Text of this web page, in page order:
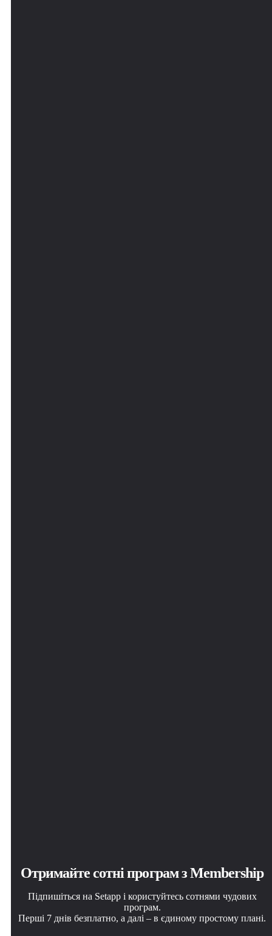
Отримайте сотні програм з Membership
Підпишіться на Setapp і користуйтесь сотнями чудових
програм.
Перші 7 днів безплатно, а далі – в єдиному простому плані.